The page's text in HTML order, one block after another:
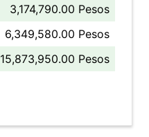
3,174,790.00 Pesos
6,349,580.00 Pesos
15,873,950.00 Pesos